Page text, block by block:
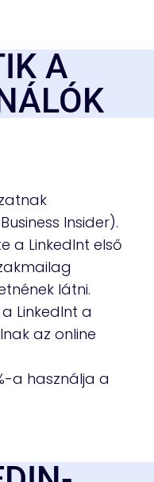
A
Insider).
a LinkedInt első
látni.
LinkedInt a
az online
a használja a